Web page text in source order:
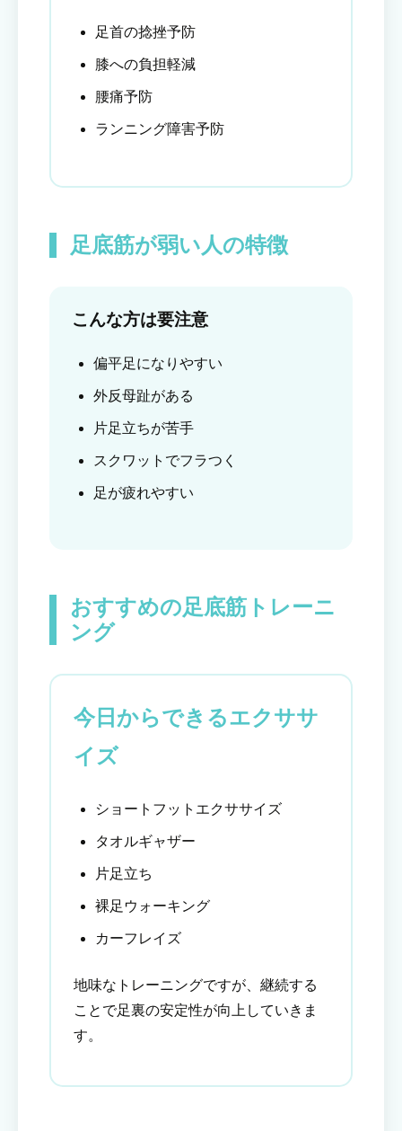
足首の捻挫予防
膝への負担軽減
腰痛予防
ランニング障害予防
足底筋が弱い人の特徴
こんな方は要注意
偏平足になりやすい
外反母趾がある
片足立ちが苦手
スクワットでフラつく
足が疲れやすい
おすすめの足底筋トレーニ
ング
今日からできるエクササ
イズ
ショートフットエクササイズ
タオルギャザー
片足立ち
裸足ウォーキング
カーフレイズ
地味なトレーニングですが、継続する
ことで足裏の安定性が向上していきま
す。